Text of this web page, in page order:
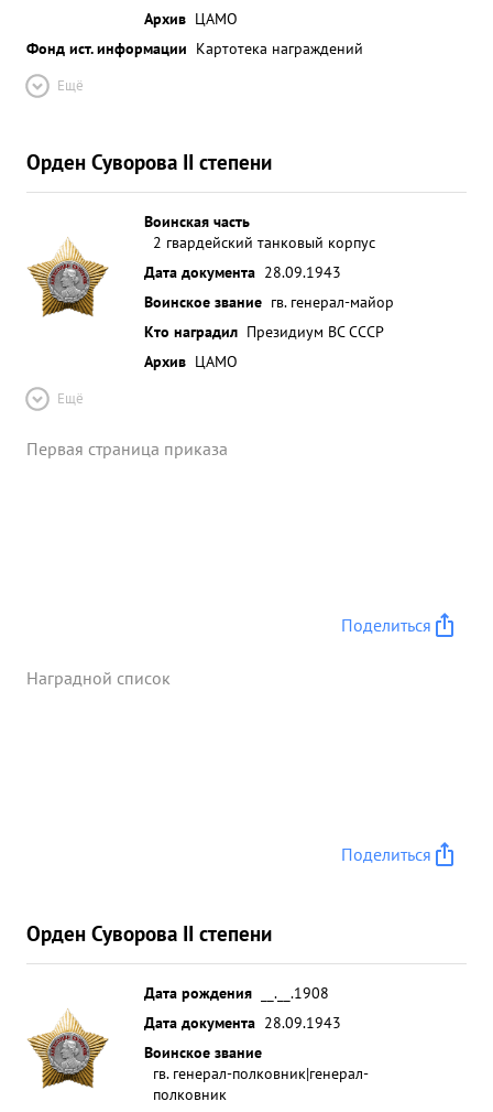
Архив ЦАМО
Фонд ист. информации Картотека награждений
Ещё
Орден Суворова II степени
Воинская часть
2 гвардейский танковый корпус
Дата документа 28.09.1943
Воинское звание гв. генерал-майор
Кто наградил Президиум ВС СССР
Архив ЦАМО
Ещё
Первая страница приказа
Поделиться
Наградной список
Поделиться
Орден Суворова II степени
Дата рождения
__.__.1908
Дата документа 28.09.1943
Воинское звание
гв. генерал-полковник|генерал-
полковник